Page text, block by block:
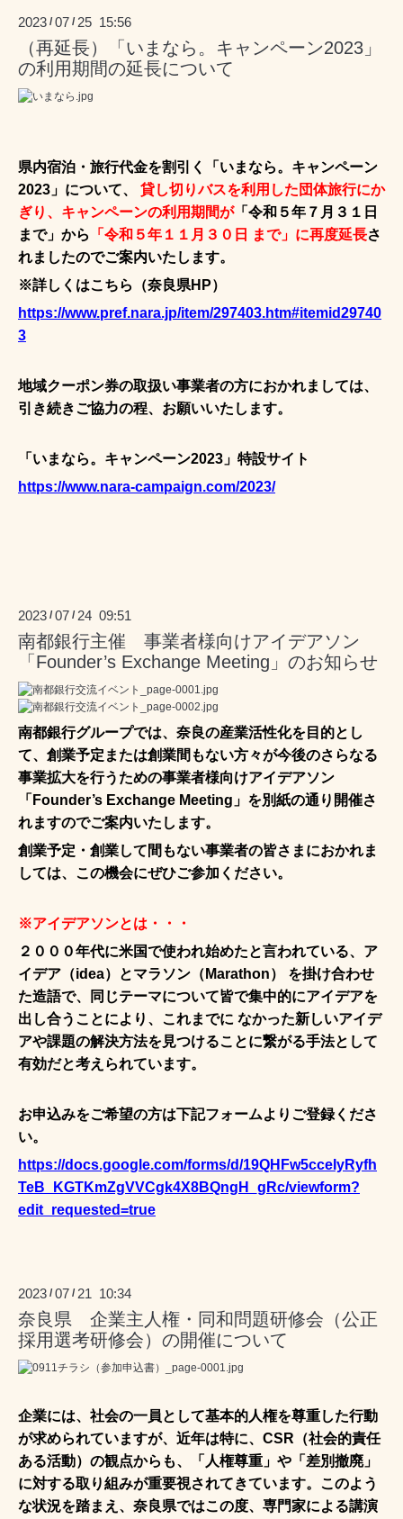
2023 /07 / 25 15:56
（再延長）「いまなら。キャンペーン2023」
の利用期間の延長について
県内宿泊・旅行代金を割引く「いまなら。キャンペーン
2023 」について、 貸し切りバスを利用した団体旅行にか
ぎり、キャンペーンの利用期間が「令和５年７月３１日
まで」から
「令和５年１１月３０日 まで」に再度延長さ
れましたのでご案内いたします。
※詳しくはこちら（奈良県HP）
https://www.pref.nara.jp/item/297403.htm#itemid29740
3
地域クーポン券の取扱い事業者の方におかれましては、
引き続きご協力の程、お願いいたします。
「いまなら。キャンペーン2023 」特設サイト
https://www.nara-campaign.com/2023/
2023 /07 / 24 09:51
南都銀行主催 事業者様向けアイデアソン
「Founder’s Exchange Meeting」のお知らせ
南都銀行グループでは、奈良の産業活性化を目的とし
て、創業予定または創業間もない方々が今後のさらなる
事業拡大を行うための事業者様向けアイデアソン
「Founder’s Exchange Meeting」を別紙の通り開催さ
れますのでご案内いたします。
創業予定・創業して間もない事業者の皆さまにおかれま
しては、この機会にぜひご参加ください。
※アイデアソンとは・・・
２０００年代に米国で使われ始めたと言われている、ア
イデア（idea）とマラソン（Marathon） を掛け合わせ
た造語で、同じテーマについて皆で集中的にアイデアを
出し合うことにより、これまでに なかった新しいアイデ
アや課題の解決方法を見つけることに繋がる手法として
有効だと考えられています。
お申込みをご希望の方は下記フォームよりご登録くださ
い。
https://docs.google.com/forms/d/19QHFw5cceIyRyfh
TeB_KGTKmZgVVCgk4X8BQngH_gRc/viewform?
edit_requested=true
2023 /07 / 21 10:34
奈良県 企業主人権・同和問題研修会（公正
採用選考研修会）の開催について
企業には、社会の一員として基本的人権を尊重した行動
が求められていますが、近年は特に、CSR（社会的責任
ある活動）の観点からも、「人権尊重」や「差別撤廃」
に対する取り組みが重要視されてきています。このよう
な状況を踏まえ、奈良県ではこの度、専門家による講演